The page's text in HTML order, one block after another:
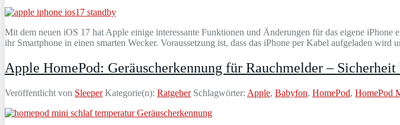
Mit dem neuen iOS 17 hat Apple einige interessante Funktionen und Änderungen für das eigene
ihr Smartphone in einen smarten Wecker. Voraussetzung ist, dass das iPhone per Kabel aufgeladen
Apple HomePod: Geräuscherkennung für Rauchmelder –
Veröffentlicht von Sleeper Kategorie(n): RatgeberSchlagwörter: Apple, Babyfon, HomePod, HomePod